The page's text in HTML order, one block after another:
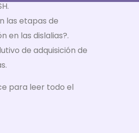
las etapas de
en las dislalias?.
de adquisición de
para leer todo el